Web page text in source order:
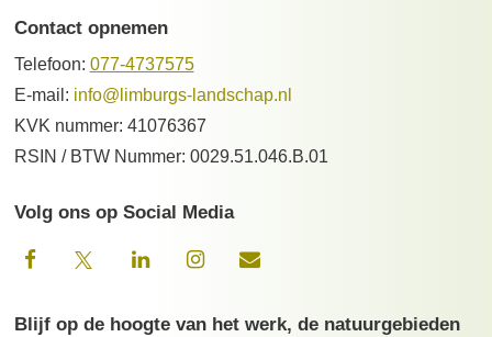
Contact opnemen
Telefoon: 077-4737575
E-mail: info@limburgs-landschap.nl
KVK nummer: 41076367
RSIN / BTW Nummer: 0029.51.046.B.01
Volg ons op Social Media
Blijf op de hoogte van het werk, de natuurgebieden